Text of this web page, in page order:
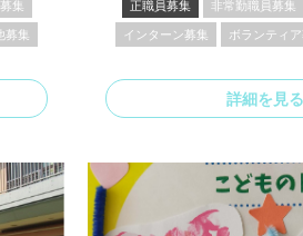
集
募集
正職員募集 非常勤職員募集
インターン募集 ボランティア
詳細を見る